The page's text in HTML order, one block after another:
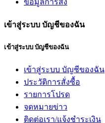
เข้าสู่ระบบ บัญชีของฉัน
เข้าสู่ระบบ บัญชีของฉัน
เข้าสู่ระบบ บัญชีของฉัน
ประวัติการสั่งซื้อ
รายการโปรด
จดหมายข่าว
ติดต่อเรา/แจ้งชำระเงิน